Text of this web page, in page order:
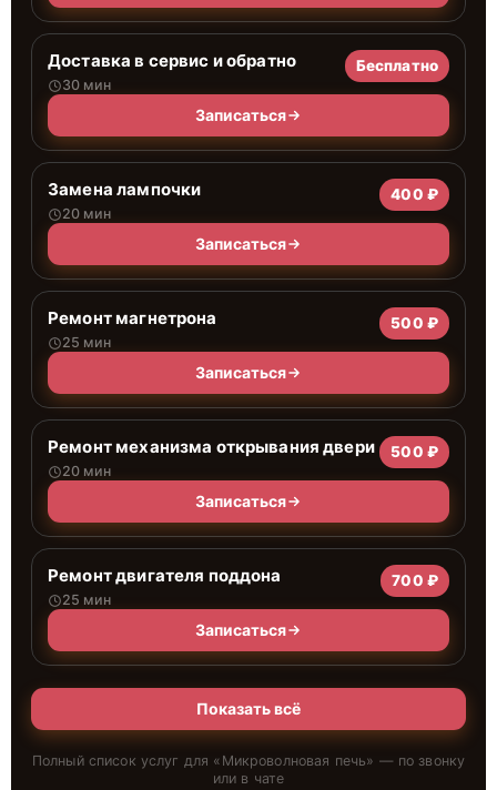
Доставка в сервис и обратно
30 мин
Бесплатно
Записаться
Замена лампочки
20 мин
400 ₽
Записаться
Ремонт магнетрона
25 мин
500 ₽
Записаться
Ремонт механизма открывания двери
20 мин
500 ₽
Записаться
Ремонт двигателя поддона
25 мин
700 ₽
Записаться
Показать всё
Полный список услуг для « Микроволновая печь» — по звонку
или в чате